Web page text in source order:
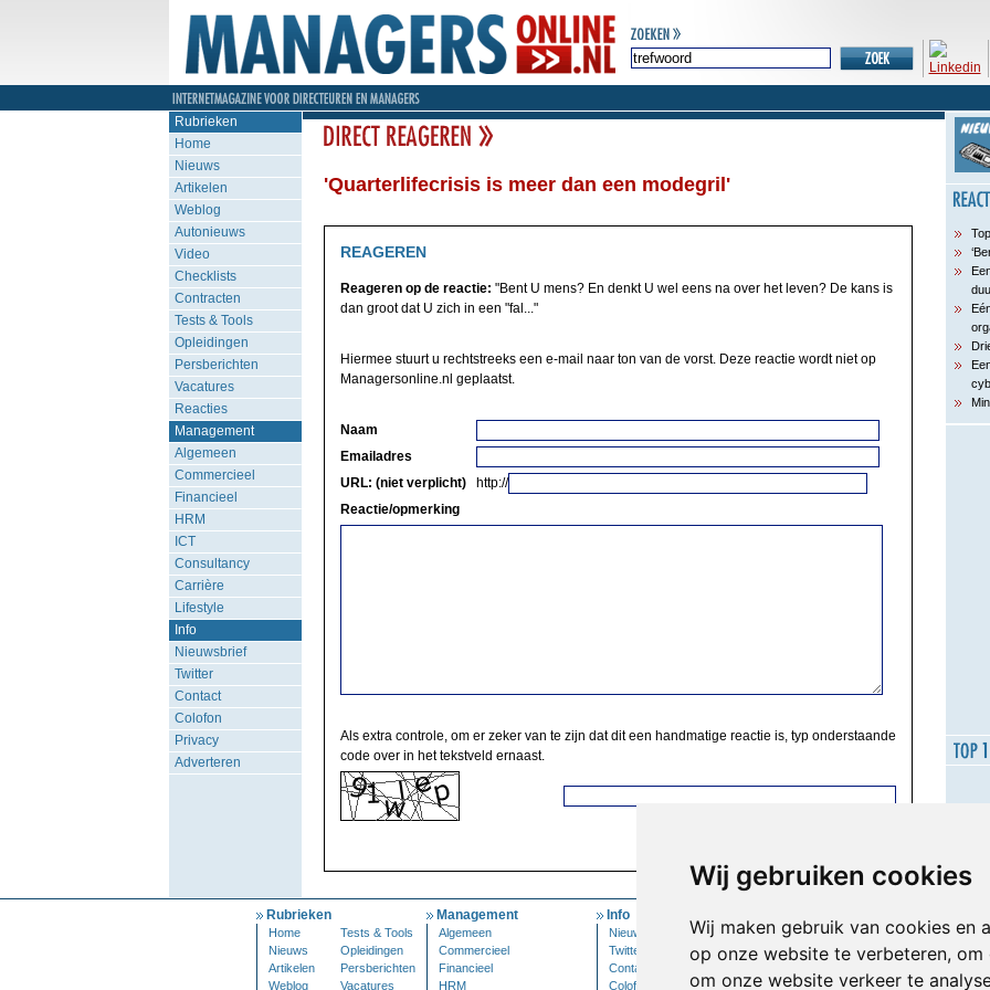
Wij gebruiken cookies
Wij maken gebruik van cookies en
op onze website te verbeteren,
om onze website verkeer te
Rubrieken
Home
Nieuws
Artikelen
Weblog
Autonieuws
Video
Checklists
Contracten
Tests & Tools
Opleidingen
Persberichten
Vacatures
Reacties
Management
Algemeen
Commercieel
Financieel
HRM
ICT
Consultancy
Carrière
Lifestyle
Info
Nieuwsbrief
Twitter
Contact
Colofon
Privacy
Adverteren
'Quarterlifecrisis is meer dan een modegril'
REAGEREN
Reageren op de reactie: "Bent U mens? En denkt U wel eens na over het leven? De kans is
dan groot dat U zich in een "fal..."
Hiermee stuurt u rechtstreeks een e-mail naar ton van de vorst. Deze reactie wordt niet op
Managersonline.nl geplaatst.
Naam
Emailadres
URL: (niet verplicht)
http://
Reactie/opmerking
Als extra controle, om er zeker van te zijn dat dit een handmatige reactie is, typ onderstaande
code over in het tekstveld ernaast.
Rubrieken
Home
Tests & Tools
Nieuws
Opleidingen
Artikelen
Persberichten
Weblog
Vacatures
Management
Algemeen
Commercieel
Financieel
HRM
Info
Nieuwsbrief
Twitter
Contact
Colofon
Inloggen